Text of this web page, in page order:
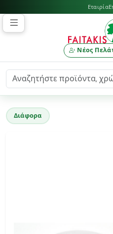
Εταιρία
Νέος
Διάφορα